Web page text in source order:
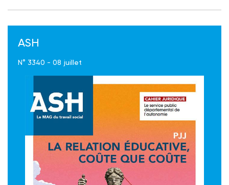
ASH
N° 3340 - 08 juillet